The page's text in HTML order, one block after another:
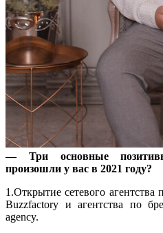
— Три основные
произошли у вас в 2021 году?
1.Открытие сетевого
Buzzfactory и агентства по
agency.